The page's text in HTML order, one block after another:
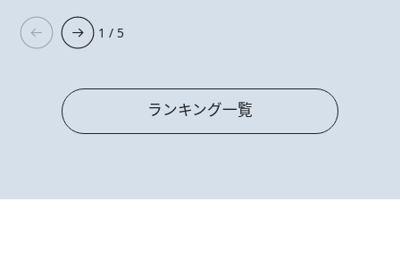
1 / 5
ランキング一覧